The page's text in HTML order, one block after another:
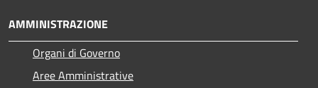
AMMINISTRAZIONE
Organi di Governo
Aree Amministrative